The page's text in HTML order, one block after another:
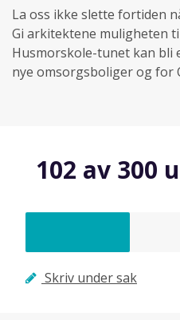
La oss ikke slette fortiden
Gi arkitektene muligheten
Husmorskole-tunet kan bli
102 av 300
Skriv under sak